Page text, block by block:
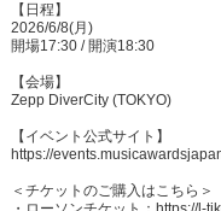
【日程】
2026/6/8(月)
開場17:30 / 開演18:30
【会場】
Zepp DiverCity (TOKYO)
【イベント公式サイト】
https://
＜チケットのご購入はこちら＞